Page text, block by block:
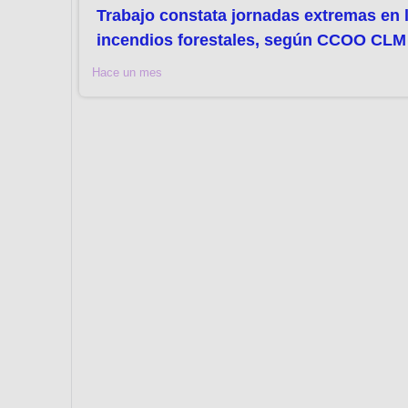
Trabajo constata jornadas extremas en
incendios forestales, según CCOO CLM
Hace un mes